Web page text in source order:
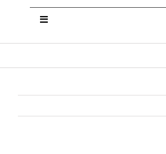
Toggle